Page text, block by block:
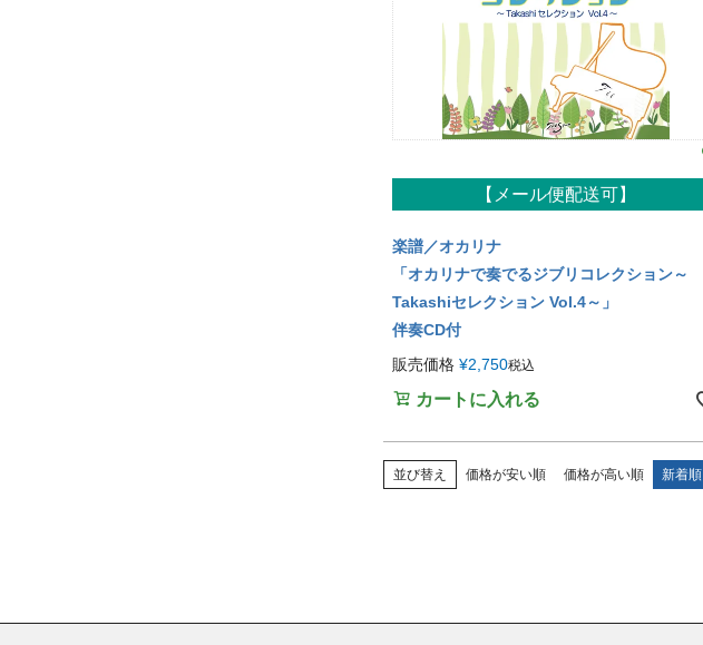
【メール便配送可】
楽譜／オカリナ
「オカリナで奏でるジブリコレクション～
Takashiセレクション Vol.4～」
伴奏CD付
販売価格 ¥2,750税込
カートに入れる
並び替え 価格が安い順 価格が高い順 新着順